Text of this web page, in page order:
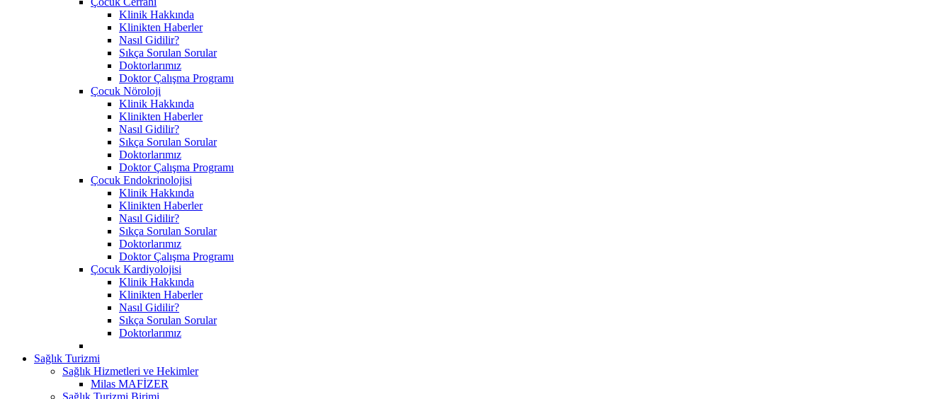
Klinik Hakkında
Klinikten Haberler
Nasıl Gidilir?
Sıkça Sorulan Sorular
Doktorlarımız
Doktor Çalışma Programı
Çocuk Nöroloji
Klinik Hakkında
Klinikten Haberler
Nasıl Gidilir?
Sıkça Sorulan Sorular
Doktorlarımız
Doktor Çalışma Programı
Çocuk Endokrinolojisi
Klinik Hakkında
Klinikten Haberler
Nasıl Gidilir?
Sıkça Sorulan Sorular
Doktorlarımız
Doktor Çalışma Programı
Çocuk Kardiyolojisi
Klinik Hakkında
Klinikten Haberler
Nasıl Gidilir?
Sıkça Sorulan Sorular
Doktorlarımız
Sağlık Turizmi
Sağlık Hizmetleri ve Hekimler
Milas MAFİZER
Sağlık Turizmi Birimi